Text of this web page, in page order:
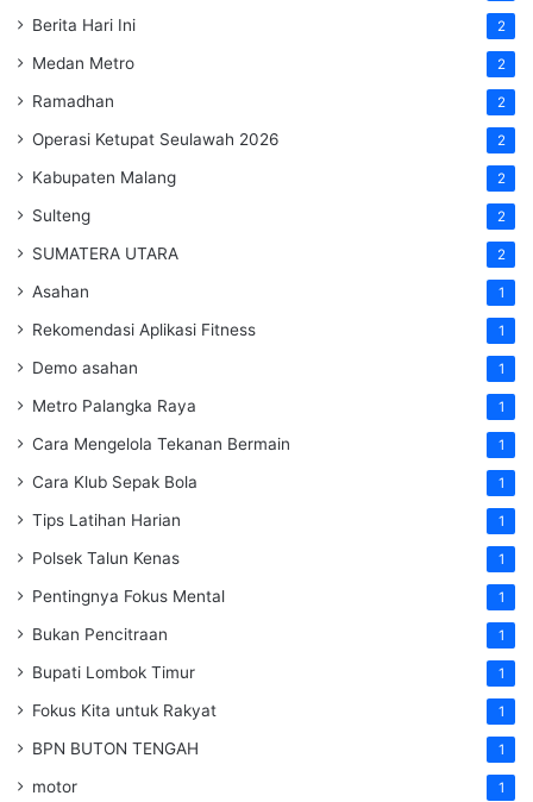
Berita Hari Ini 2
Medan Metro 2
Ramadhan 2
Operasi Ketupat Seulawah 2026 2
Kabupaten Malang 2
Sulteng 2
SUMATERA UTARA 2
Asahan 1
Rekomendasi Aplikasi Fitness 1
Demo asahan 1
Metro Palangka Raya 1
Cara Mengelola Tekanan Bermain 1
Cara Klub Sepak Bola 1
Tips Latihan Harian 1
Polsek Talun Kenas 1
Pentingnya Fokus Mental 1
Bukan Pencitraan 1
Bupati Lombok Timur 1
Fokus Kita untuk Rakyat 1
BPN BUTON TENGAH 1
motor 1